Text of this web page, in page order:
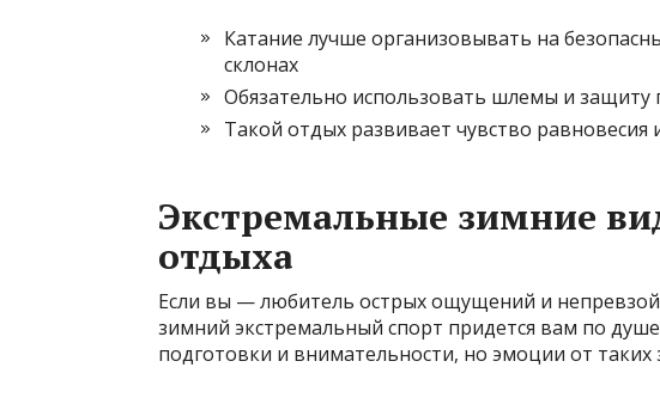
Катание лучше организовывать на
склонах
Обязательно использовать шлемы и защиту
Такой отдых развивает чувство равновесия
Экстремальные зимние
отдыха
Если вы — любитель острых ощущений и
зимний экстремальный спорт придется вам по
подготовки и внимательности, но эмоции от таких